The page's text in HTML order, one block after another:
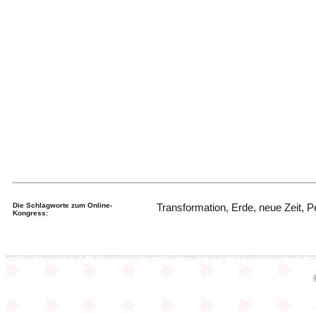
Die Schlagworte zum Online-
Kongress:
Transformation, Erde, neue Zeit,